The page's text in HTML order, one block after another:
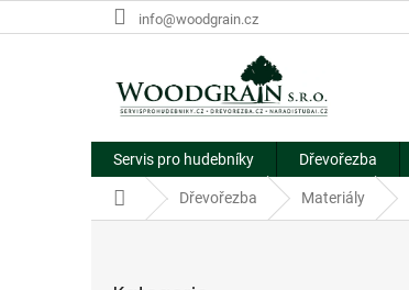
na
info@woodgrain.cz
Servis pro hudebníky Dřevořezba
Domů Dřevořezba Materiály